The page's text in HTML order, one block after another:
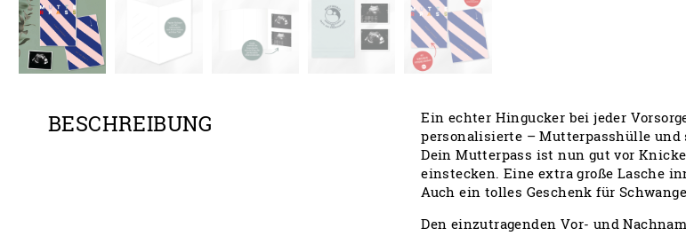
BESCHREIBUNG
Ein echter Hingucker bei jeder
personalisierte – Mutterpasshülle und
Dein Mutterpass ist nun gut vor
einstecken. Eine extra große Lasche
Auch ein tolles Geschenk für
Den einzutragenden Vor- und